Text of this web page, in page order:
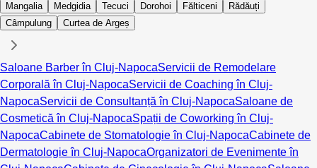
Mangalia
Medgidia Tecuci Dorohoi Fălticeni
Rădăuți
Câmpulung
Curtea de Argeș
Saloane Barber în Cluj-NapocaServicii de Remodelare
Corporală în Cluj-NapocaServicii de Coaching în Cluj-
NapocaServicii de Consultanță în Cluj-NapocaSaloane de
Cosmetică în Cluj-NapocaSpații de Coworking în Cluj-
NapocaCabinete de Stomatologie în Cluj-NapocaCabinete de
Dermatologie în Cluj-NapocaOrganizatori de Evenimente în